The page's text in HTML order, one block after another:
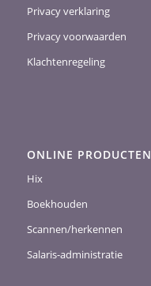
Privacy verklaring
Privacy voorwaarden
Klachtenregeling
ONLINE PRODUCTEN
Hix
Boekhouden
Scannen/herkennen
Salaris-administratie